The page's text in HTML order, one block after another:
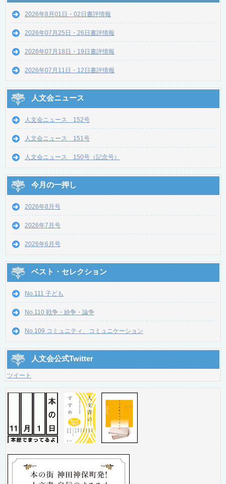
2026年8月01日・02日書評情報
2026年07月25日・26日書評情報
2026年07月18日・19日書評情報
2026年07月11日・12日書評情報
人文会ニュース
人文会ニュース 152号
人文会ニュース 151号
人文会ニュース 150号（記念号）
今月の一押し
2026年8月号
2026年7月号
2026年6月号
ベスト・セレクション
No.111 子ども
No.110 戦争・紛争・論争
No.109 コミュニティ、コミュニケーション
人文会公式Twitter
ツイート